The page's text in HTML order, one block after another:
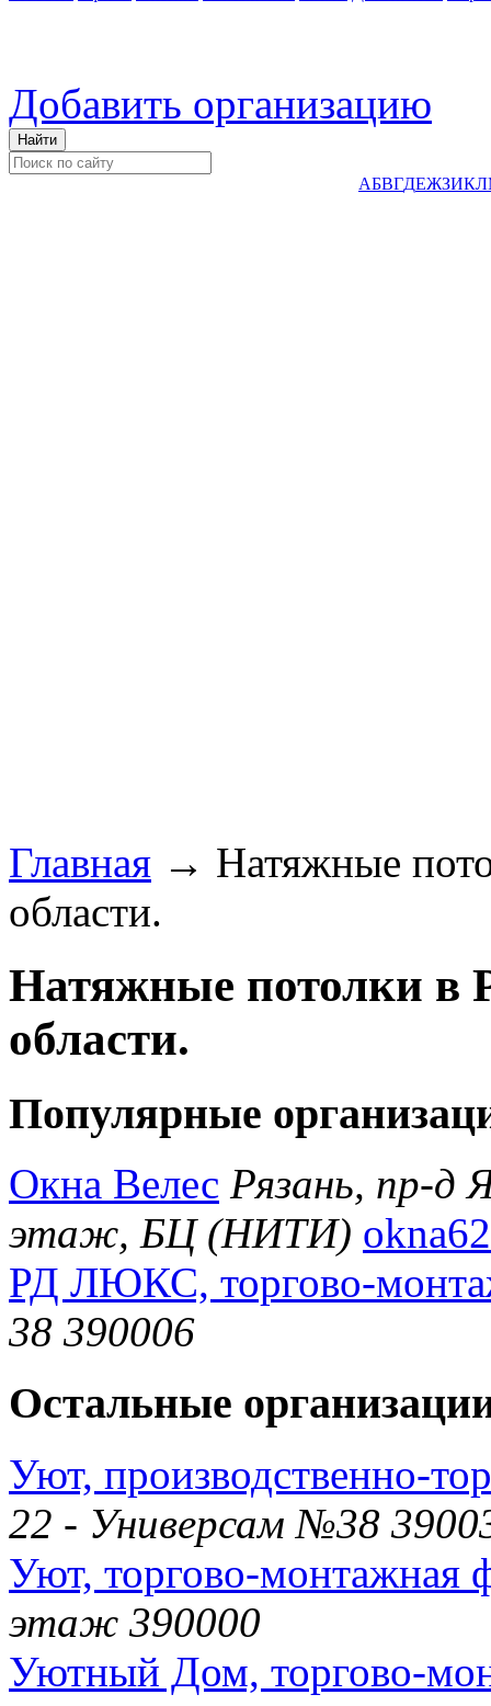
Добавить организацию
АБВГДЕЖЗИКЛ
Главная → Натяжные
области.
Натяжные потолки в
области.
Популярные
Окна Велес Рязань, пр-д
этаж, БЦ (НИТИ)
РД ЛЮКС, торгово-
38 390006
Остальные
Уют, производственно-
22 - Универсам №38
Уют, торгово-монтажная
этаж 390000
Уютный Дом, торгово-